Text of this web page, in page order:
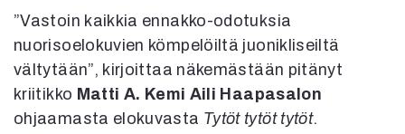
4/2026
2–3/2026
1/2026
6/2025
5/2025 saame
5/2025
”Vastoin kaikkia ennakko-odotuksia
nuorisoelokuvien kömpelöiltä juonikliseiltä
vältytään”, kirjoittaa näkemästään pitänyt
kriitikko Matti A. Kemi Aili Haapasalon
ohjaamasta elokuvasta Tytöt tytöt tytöt.